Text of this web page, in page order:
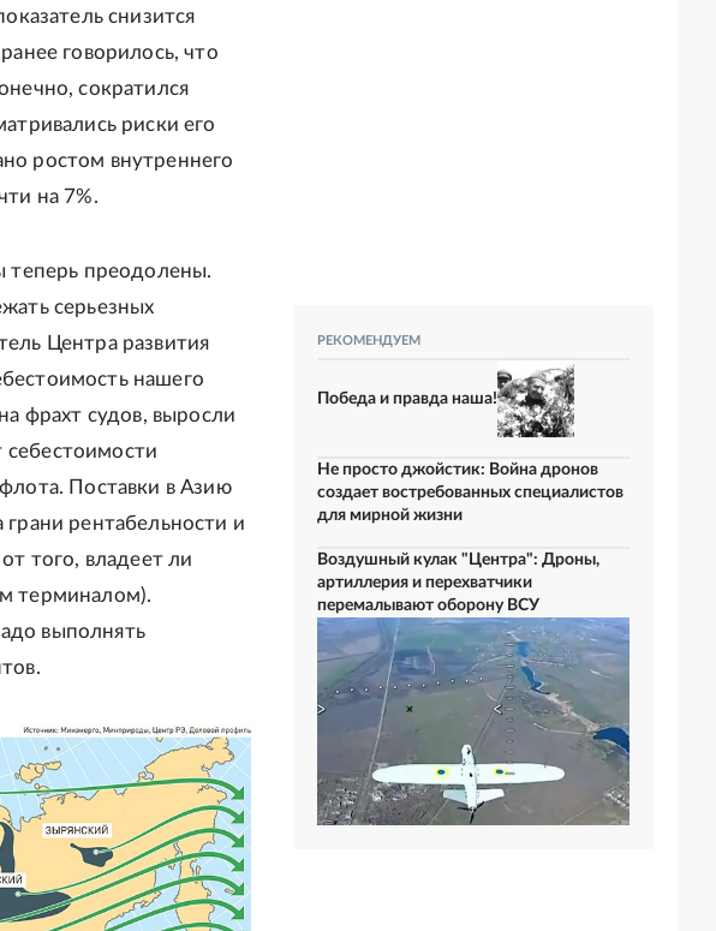
снизится
говорилось, что
сократился
риски его
ростом внутреннего
на 7%.
теперь преодолены.
серьезных
Центра развития
нашего
фрахт судов, выросли
Поставки в Азию
рентабельности и
того, владеет ли
терминалом).
выполнять
РЕКОМЕНДУЕМ
Победа и правда наша!
Не просто джойстик: Война дронов
создает востребованных специалистов
для мирной жизни
Воздушный кулак "Центра": Дроны,
артиллерия и перехватчики
перемалывают оборону ВСУ